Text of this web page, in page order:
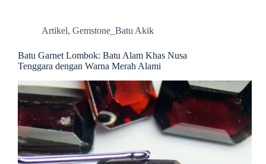
Artikel, Gemstone_Batu Akik
Batu Garnet Lombok: Batu Alam Khas Nusa
Tenggara dengan Warna Merah Alami